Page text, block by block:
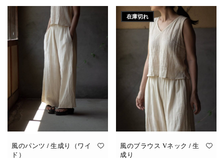
の
商
品
に
は
複
数
の
バ
リ
エ
ー
シ
ョ
ン
が
あ
ま
オ
の
商
品
に
は
複
数
の
バ
リ
エ
ー
シ
ョ
ン
が
あ
り
ま
オ
風のパンツ / 生成り（ワイ
ド）
在庫切れ
風のブラウス Vネック / 生
成り